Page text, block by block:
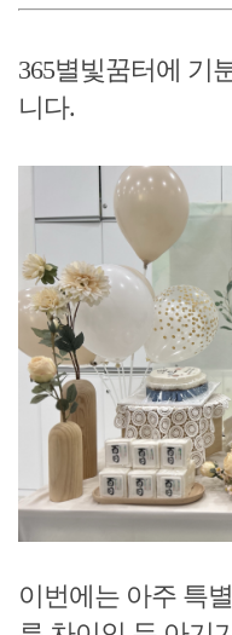
365별빛꿈터에 기
니다.
이번에는 아주 특